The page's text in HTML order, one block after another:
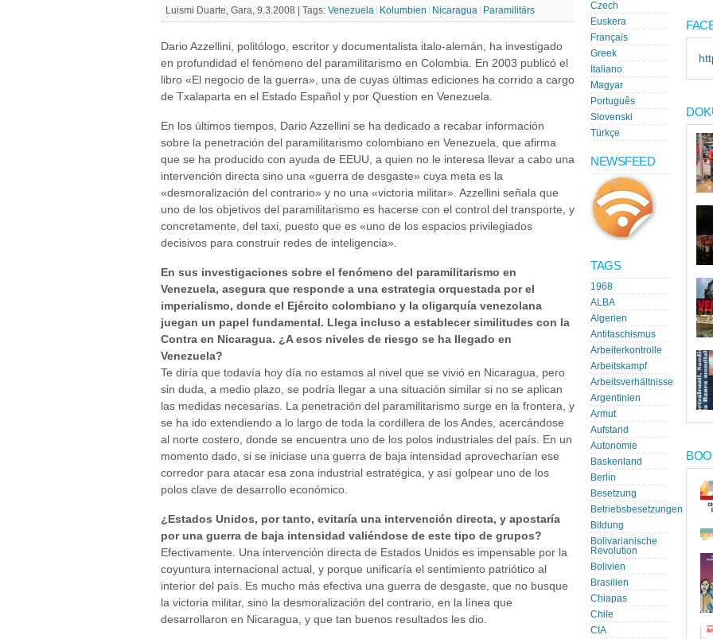
Luismi Duarte, Gara, 9.3.2008 | Tags: Venezuela Kolumbien Nicaragua Paramilitärs
Dario Azzellini, politólogo, escritor y documentalista italo-alemán, ha investigado
en profundidad el fenómeno del paramilitarismo en Colombia. En 2003 publicó el
libro «El negocio de la guerra», una de cuyas últimas ediciones ha corrido a cargo
de Txalaparta en el Estado Español y por Question en Venezuela.
En los últimos tiempos, Dario Azzellini se ha dedicado a recabar información
sobre la penetración del paramilitarismo colombiano en Venezuela, que afirma
que se ha producido con ayuda de EEUU, a quien no le interesa llevar a cabo una
intervención directa sino una «guerra de desgaste» cuya meta es la
«desmoralización del contrario» y no una «victoria militar». Azzellini señala que
uno de los objetivos del paramilitarismo es hacerse con el control del transporte, y
concretamente, del taxi, puesto que es «uno de los espacios privilegiados
decisivos para construir redes de inteligencia».
En sus investigaciones sobre el fenómeno del paramilitarismo en
Venezuela, asegura que responde a una estrategia orquestada por el
imperialismo, donde el Ejército colombiano y la oligarquía venezolana
juegan un papel fundamental. Llega incluso a establecer similitudes con la
Contra en Nicaragua. ¿A esos niveles de riesgo se ha llegado en
Venezuela?
Te diría que todavía hoy día no estamos al nivel que se vivió en Nicaragua, pero
sin duda, a medio plazo, se podría llegar a una situación similar si no se aplican
las medidas necesarias. La penetración del paramilitarismo surge en la frontera, y
se ha ido extendiendo a lo largo de toda la cordillera de los Andes, acercándose
al norte costero, donde se encuentra uno de los polos industriales del país. En un
momento dado, si se iniciase una guerra de baja intensidad aprovecharían ese
corredor para atacar esa zona industrial estratégica, y así golpear uno de los
polos clave de desarrollo económico.
¿Estados Unidos, por tanto, evitaría una intervención directa, y apostaría
por una guerra de baja intensidad valiéndose de este tipo de grupos?
Efectivamente. Una intervención directa de Estados Unidos es impensable por la
coyuntura internacional actual, y porque unificaría el sentimiento patriótico al
interior del país. Es mucho más efectiva una guerra de desgaste, que no busque
la victoria militar, sino la desmoralización del contrario, en la línea que
desarrollaron en Nicaragua, y que tan buenos resultados les dio.
Czech
Euskera
Français
Greek
Italiano
Magyar
Português
Slovenski
Türkçe
NEWSFEED
TAGS
1968
ALBA
Algerien
Antifaschismus
Arbeiterkontrolle
Arbeitskampf
Arbeitsverhältnisse
Argentinien
Armut
Aufstand
Autonomie
Baskenland
Berlin
Besetzung
Betriebsbesetzungen
Bildung
Bolivarianische
Revolution
Bolivien
Brasilien
Chiapas
Chile
CIA